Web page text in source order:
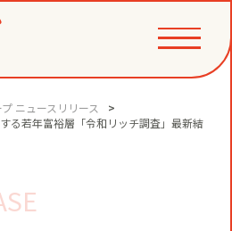
ニュースリリース
る若年富裕層「令和リッチ調査」最新結